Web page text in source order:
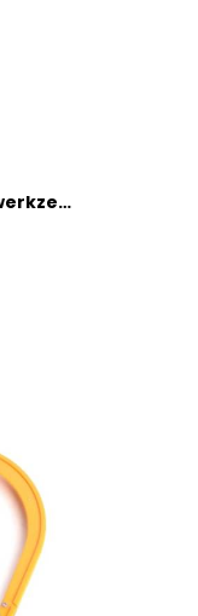
UxicRuya Ton Modellierwerkzeug, Edelstahlspitzen, Leicht zu Reinigendes Ton Detailwerkzeug Zum Formen, Punktieren, Modellieren, Modellieren, Orange